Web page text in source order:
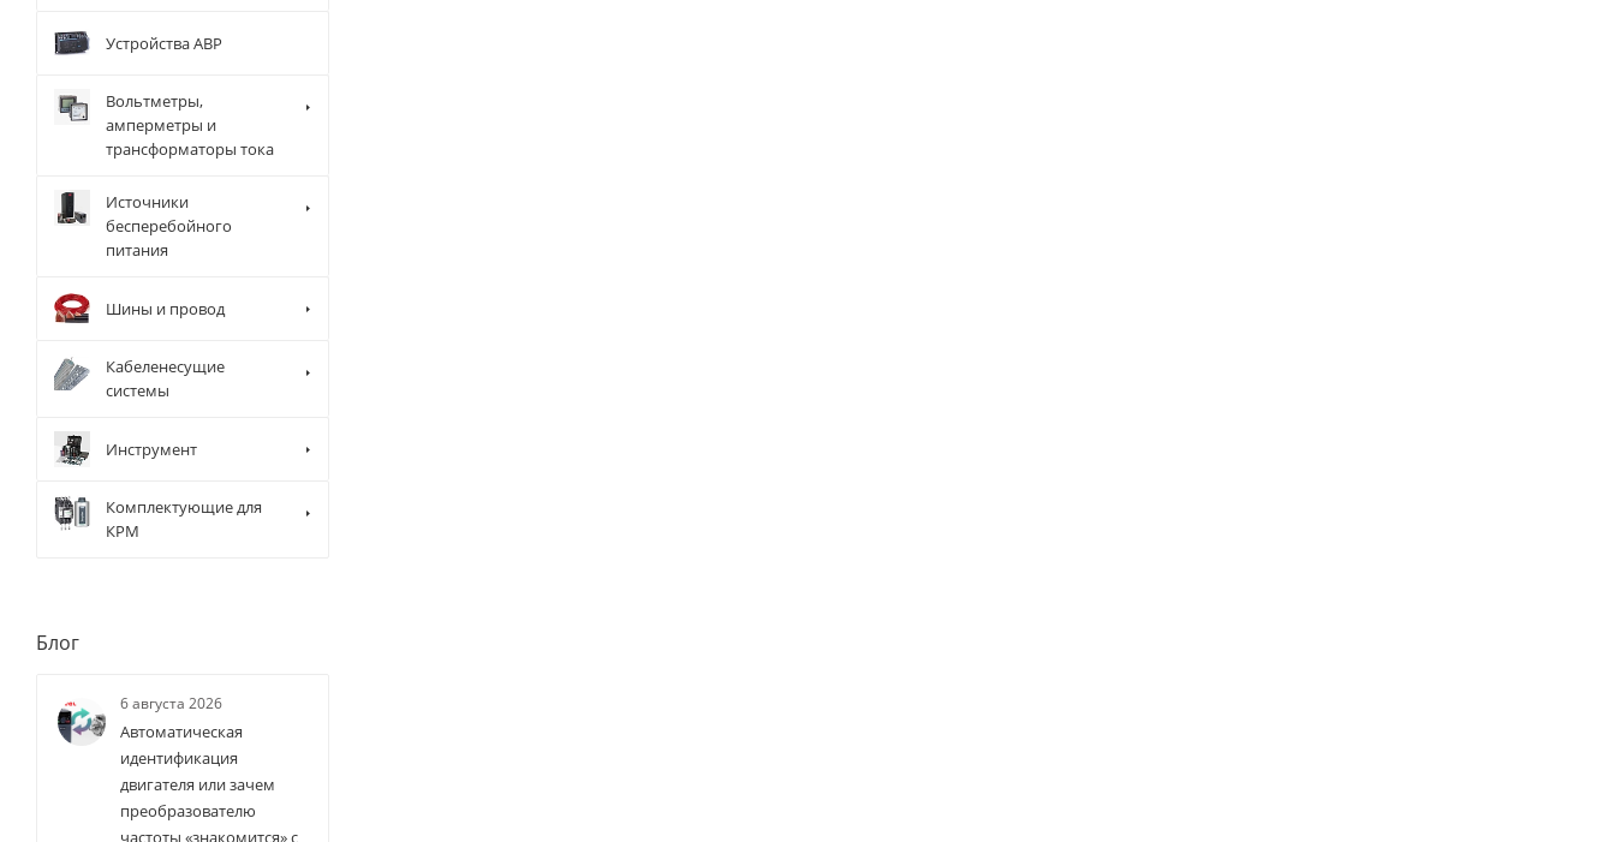
Устройства АВР
Вольтметры,
амперметры и
трансформаторы тока
Источники
бесперебойного
питания
Шины и провод
Кабеленесущие
системы
Инструмент
Комплектующие для
КРМ
Блог
6 августа 2026
Автоматическая
идентификация
двигателя или зачем
преобразователю
частоты «знакомится» с